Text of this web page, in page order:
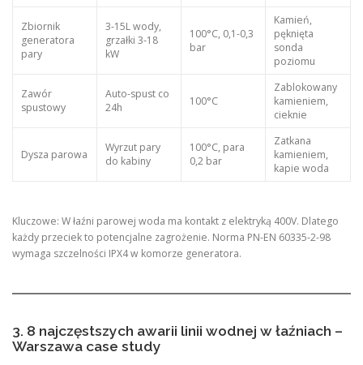
Zbiornik
generatora
pary
3-15L wody,
grzałki 3-18
kW
100°C, 0,1-0,3
bar
Kamień,
pęknięta
sonda
poziomu
Zawór
spustowy
Auto-spust co
24h
100°C
Zablokowany
kamieniem,
cieknie
Dysza parowa
Wyrzut pary
do kabiny
100°C, para
0,2 bar
Zatkana
kamieniem,
kapie woda
Kluczowe: W łaźni parowej woda ma kontakt z elektryką 400V. Dlatego
każdy przeciek to potencjalne zagrożenie. Norma PN-EN 60335-2-98
wymaga szczelności IPX4 w komorze generatora.
3. 8 najczęstszych awarii linii wodnej w łaźniach –
Warszawa case study